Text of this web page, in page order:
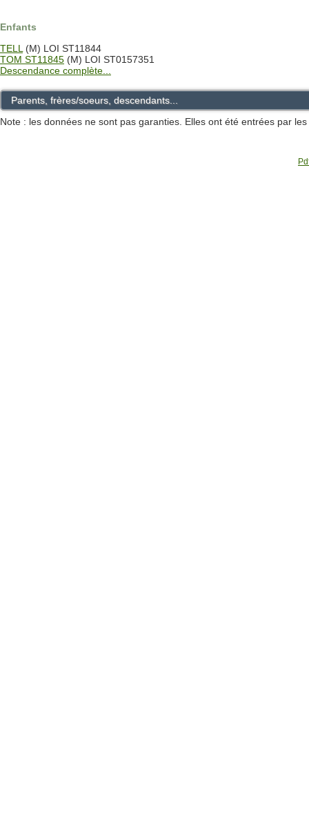
Enfants
TELL (M) LOI ST11844
TOM ST11845 (M) LOI ST0157351
Descendance complète...
Parents, frères/soeurs, descendants...
Note : les données ne sont pas garanties. Elles ont été entrées par